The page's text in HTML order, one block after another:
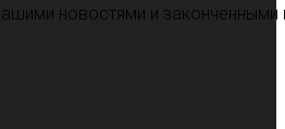
новостями и